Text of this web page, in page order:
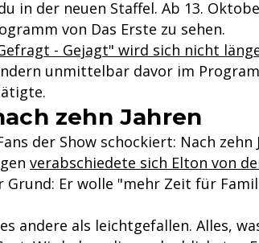
in der neuen Staffel. Ab 13.
von Das Erste zu sehen.
- Gejagt" wird sich nicht
unmittelbar davor im
zehn Jahren
der Show schockiert: Nach zehn
verabschiedete sich Elton von
Grund: Er wolle "mehr Zeit für
andere als leichtgefallen. Alles,